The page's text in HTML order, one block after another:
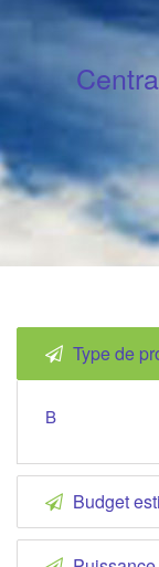
Type de
B
Budget